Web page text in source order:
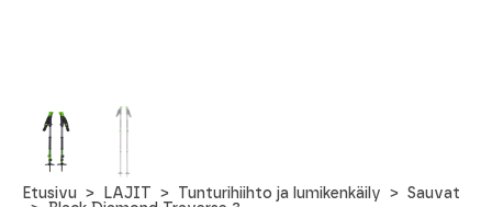
Etusivu LAJIT Tunturihiihto ja lumikenkäily
Sauvat